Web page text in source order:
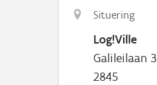
Situering
Log!Ville
Galileilaan 3
2845